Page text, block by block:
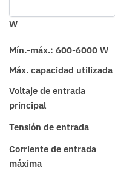
W
Mín.-máx.: 600-6000 W
Máx. capacidad utilizada
Voltaje de entrada
principal
Tensión de entrada
Corriente de entrada
máxima